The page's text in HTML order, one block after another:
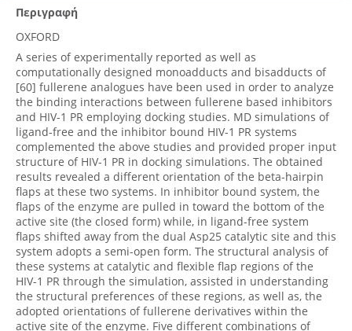
Περιγραφή
OXFORD
A series of experimentally reported as well as
computationally designed monoadducts and bisadducts of
[60] fullerene analogues have been used in order to analyze
the binding interactions between fullerene based inhibitors
and HIV-1 PR employing docking studies. MD simulations of
ligand-free and the inhibitor bound HIV-1 PR systems
complemented the above studies and provided proper input
structure of HIV-1 PR in docking simulations. The obtained
results revealed a different orientation of the beta-hairpin
flaps at these two systems. In inhibitor bound system, the
flaps of the enzyme are pulled in toward the bottom of the
active site (the closed form) while, in ligand-free system
flaps shifted away from the dual Asp25 catalytic site and this
system adopts a semi-open form. The structural analysis of
these systems at catalytic and flexible flap regions of the
HIV-1 PR through the simulation, assisted in understanding
the structural preferences of these regions, as well as, the
adopted orientations of fullerene derivatives within the
active site of the enzyme. Five different combinations of